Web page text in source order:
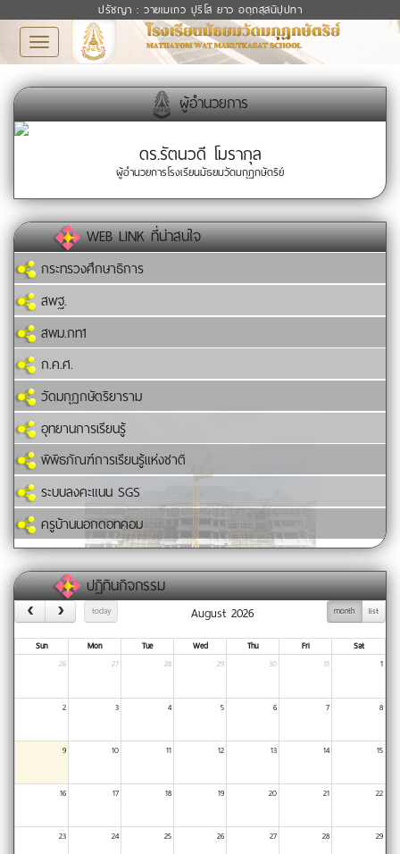
ปรัชญา : วายเมเถว ปุริโส ยาว อตฺถสฺสนิปฺปทา
Toggle
navigation
ผู้อำนวยการ
ดร.รัตนวดี โมรากุล
ผู้อำนวยการโรงเรียนมัธยมวัดมกุฏกษัตริย์
WEB LINK ที่น่าสนใจ
กระทรวงศึกษาธิการ
สพฐ.
สพม.กท1
ก.ค.ศ.
วัดมกุฏกษัตริยาราม
อุทยานการเรียนรู้
พิพิธภัณฑ์การเรียนรู้แห่งชาติ
ระบบลงคะแนน SGS
ครูบ้านนอกดอทคอม
ปฏิทินกิจกรรม
today month list
August 2026
Sun Mon Tue Wed Thu Fri
Sat
26
27 28 29 30 31 1
2 3 4 5 6 7 8
9 10 11 12 13 14 15
16 17 18 19 20 21 22
23 24 25 26 27 28 29